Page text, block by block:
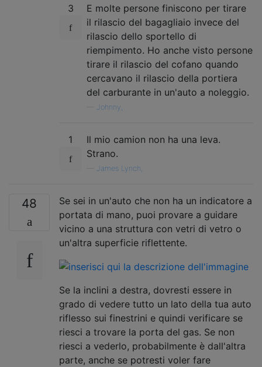
3
E molte persone finiscono per tirare
il rilascio del bagagliaio invece del
rilascio dello sportello di
riempimento. Ho anche visto persone
tirare il rilascio del cofano quando
cercavano il rilascio della portiera
del carburante in un'auto a noleggio.
Johnny,
1
Il mio camion non ha una leva.
Strano.
James Lynch,
48
Se sei in un'auto che non ha un indicatore a
portata di mano, puoi provare a guidare
vicino a una struttura con vetri di vetro o
un'altra superficie riflettente.
Se la inclini a destra, dovresti essere in
grado di vedere tutto un lato della tua auto
riflesso sui finestrini e quindi verificare se
riesci a trovare la porta del gas. Se non
riesci a vederlo, probabilmente è dall'altra
parte, anche se potresti voler fare